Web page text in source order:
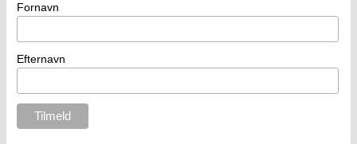
Fornavn
Efternavn